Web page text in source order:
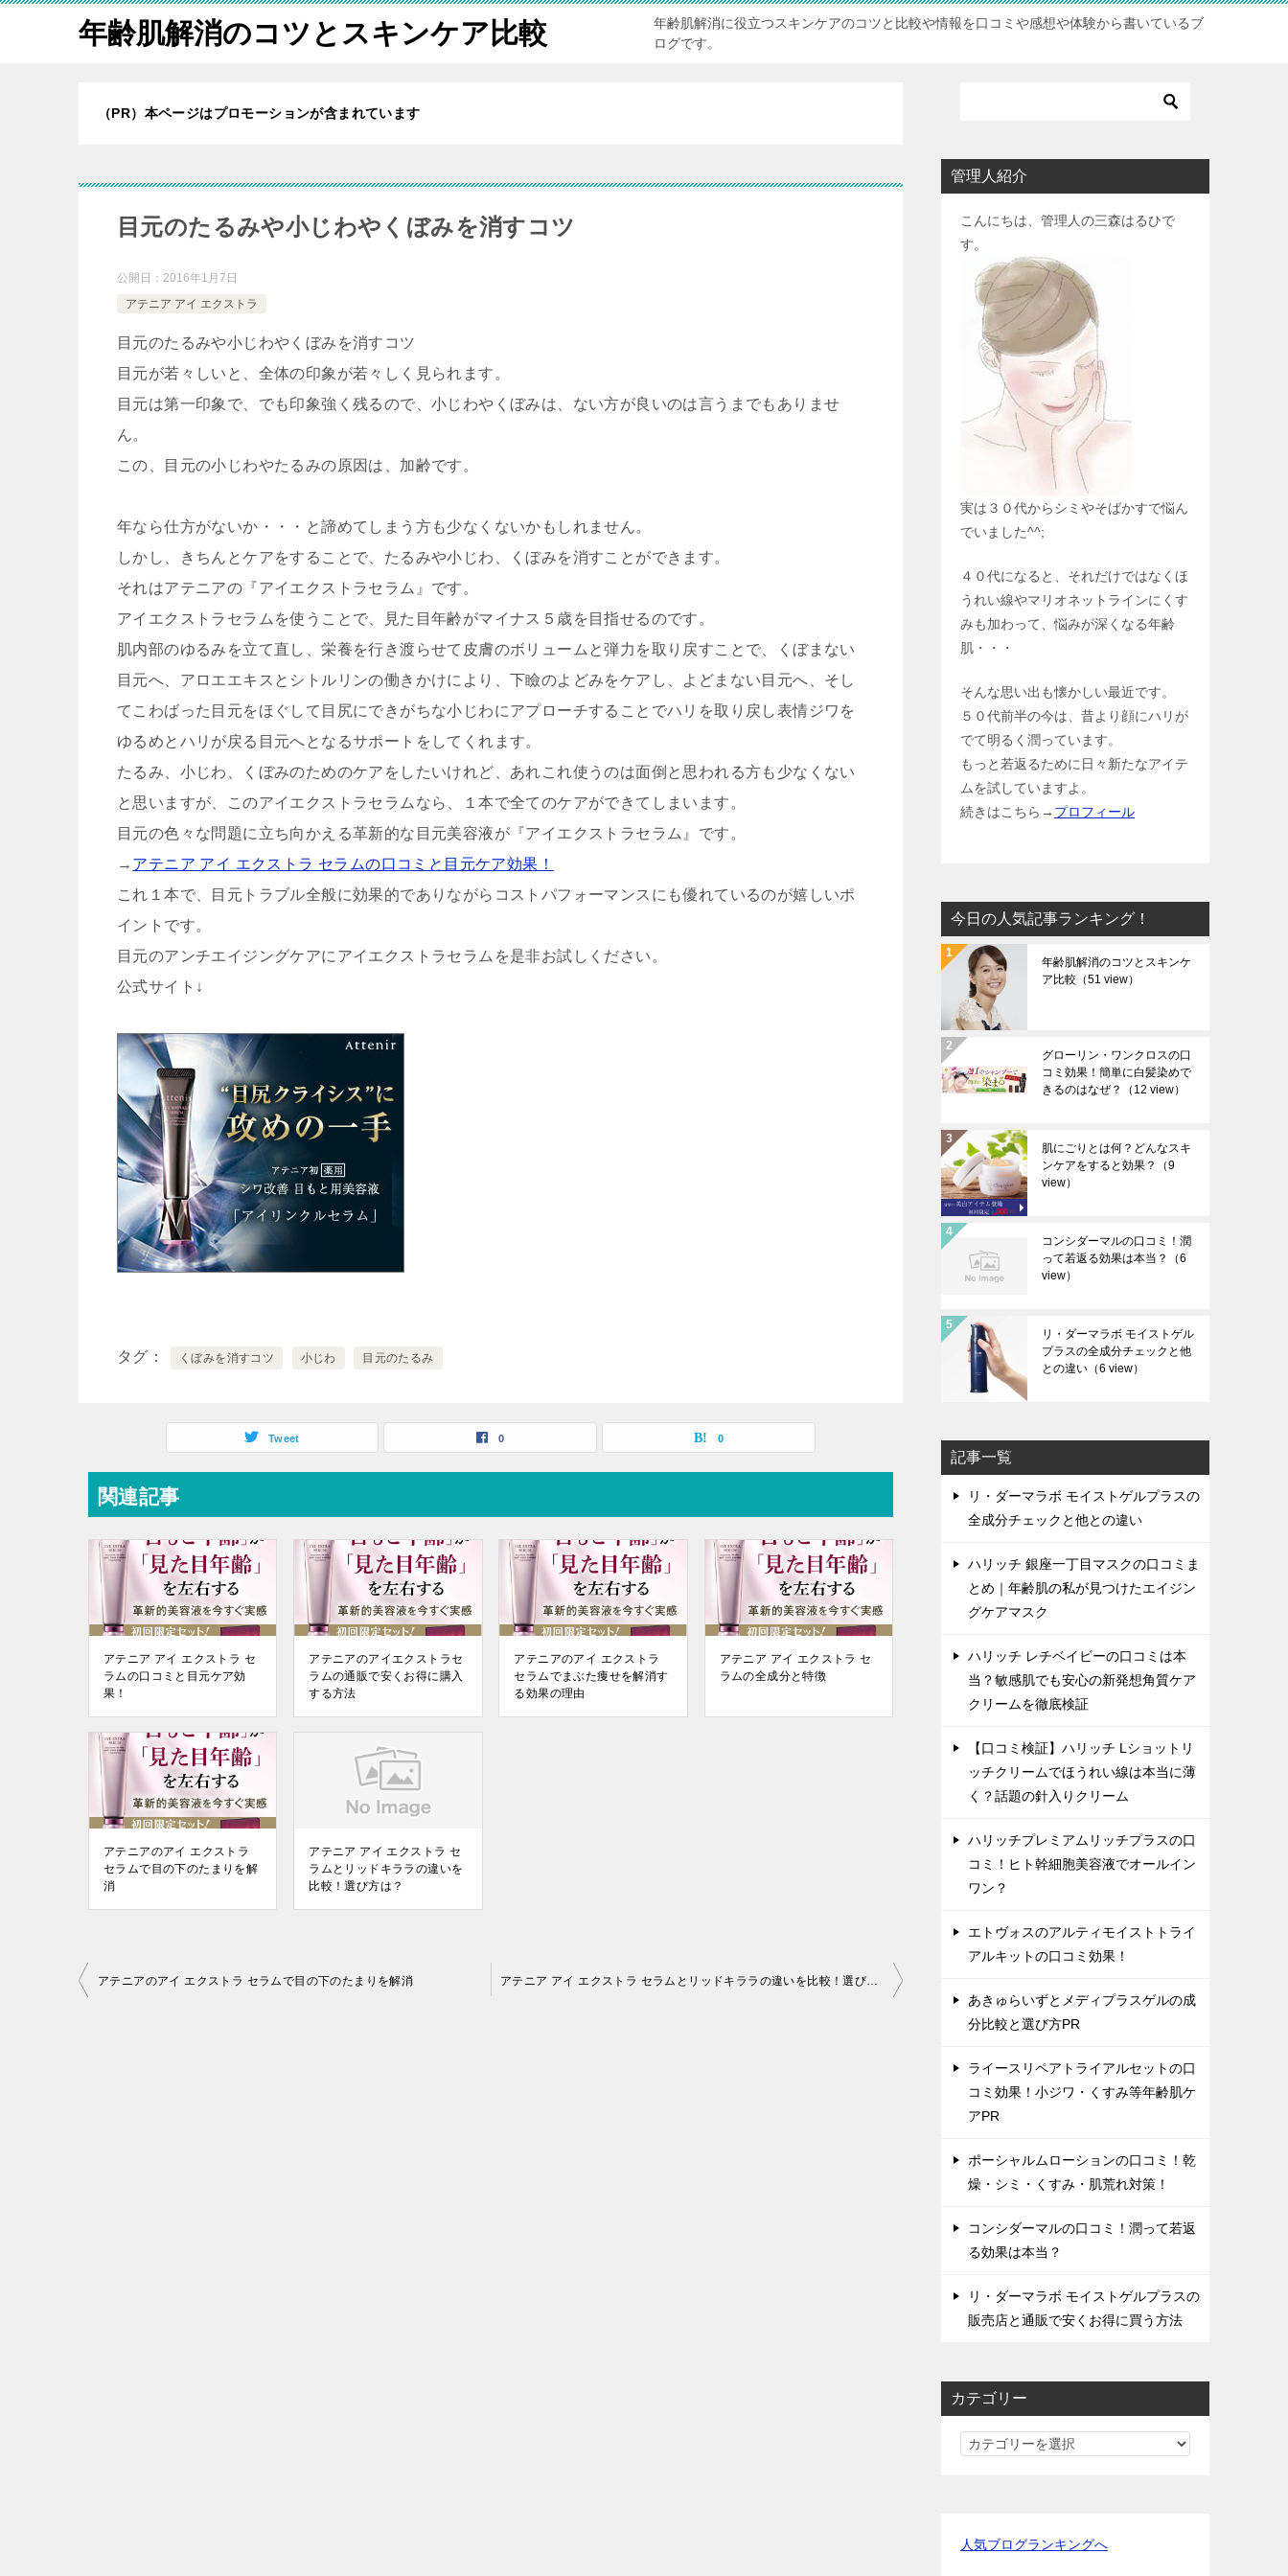
年齢肌解消のコツとスキンケア比較
年齢肌解消に役立つスキンケアのコツと比較や情報を口コミや感想や体験から書いているブ
ログです。
（PR）本ページはプロモーションが含まれています
目元のたるみや小じわやくぼみを消すコツ
公開日： 2016年1月7日
アテニア アイ エクストラ
目元のたるみや小じわやくぼみを消すコツ
目元が若々しいと、全体の印象が若々しく見られます。
目元は第一印象で、でも印象強く残るので、小じわやくぼみは、ない方が良いのは言うまでもありませ
ん。
この、目元の小じわやたるみの原因は、加齢です。
年なら仕方がないか・・・と諦めてしまう方も少なくないかもしれません。
しかし、きちんとケアをすることで、たるみや小じわ、くぼみを消すことができます。
それはアテニアの『アイエクストラセラム』です。
アイエクストラセラムを使うことで、見た目年齢がマイナス５歳を目指せるのです。
肌内部のゆるみを立て直し、栄養を行き渡らせて皮膚のボリュームと弾力を取り戻すことで、くぼまない
目元へ、アロエエキスとシトルリンの働きかけにより、下瞼のよどみをケアし、よどまない目元へ、そし
てこわばった目元をほぐして目尻にできがちな小じわにアプローチすることでハリを取り戻し表情ジワを
ゆるめとハリが戻る目元へとなるサポートをしてくれます。
たるみ、小じわ、くぼみのためのケアをしたいけれど、あれこれ使うのは面倒と思われる方も少なくない
と思いますが、このアイエクストラセラムなら、１本で全てのケアができてしまいます。
目元の色々な問題に立ち向かえる革新的な目元美容液が『アイエクストラセラム』です。
→ アテニア アイ エクストラ セラムの口コミと目元ケア効果！
これ１本で、目元トラブル全般に効果的でありながらコストパフォーマンスにも優れているのが嬉しいポ
イントです。
目元のアンチエイジングケアにアイエクストラセラムを是非お試しください。
公式サイト↓
タグ くぼみを消すコツ 小じわ 目元のたるみ
Tweet 0 0
関連記事
アテニア アイ エクストラ セ
ラムの口コミと目元ケア効
果！
アテニアのアイエクストラセ
ラムの通販で安くお得に購入
する方法
アテニアのアイ エクストラ
セラムでまぶた痩せを解消す
る効果の理由
アテニア アイ エクストラ セ
ラムの全成分と特徴
アテニアのアイ エクストラ
セラムで目の下のたまりを解
消
アテニア アイ エクストラ セ
ラムとリッドキララの違いを
比較！選び方は？
投
アテニアのアイ エクストラ セラムで目の下のたまりを解消 アテニア アイ エクストラ セラムとリッドキララの違いを比較！選び方は？
管理人紹介
こんにちは、管理人の三森はるひで
す。
実は３０代からシミやそばかすで悩ん
でいました^^;
４０代になると、それだけではなくほ
うれい線やマリオネットラインにくす
みも加わって、悩みが深くなる年齢
肌・・・
そんな思い出も懐かしい最近です。
５０代前半の今は、昔より顔にハリが
でて明るく潤っています。
もっと若返るために日々新たなアイテ
ムを試していますよ。
続きはこちら→ プロフィール
今日の人気記事ランキング！
年齢肌解消のコツとスキンケ
ア比較 （51 view）
グローリン・ワンクロスの口
コミ効果！簡単に白髪染めで
きるのはなぜ？
（12 view）
肌にごりとは何？どんなスキ
ンケアをすると効果？
（9
view）
コンシダーマルの口コミ！潤
って若返る効果は本当？
（6
view）
リ・ダーマラボ モイストゲル
プラスの全成分チェックと他
との違い （6 view）
記事一覧
リ・ダーマラボ モイストゲルプラスの
全成分チェックと他との違い
ハリッチ 銀座一丁目マスクの口コミま
とめ｜年齢肌の私が見つけたエイジン
グケアマスク
ハリッチ レチベイビーの口コミは本
当？敏感肌でも安心の新発想角質ケア
クリームを徹底検証
【口コミ検証】ハリッチ Lショットリ
ッチクリームでほうれい線は本当に薄
く？話題の針入りクリーム
ハリッチプレミアムリッチプラスの口
コミ！ヒト幹細胞美容液でオールイン
ワン？
エトヴォスのアルティモイストトライ
アルキットの口コミ効果！
あきゅらいずとメディプラスゲルの成
分比較と選び方PR
ライースリペアトライアルセットの口
コミ効果！小ジワ・くすみ等年齢肌ケ
アPR
ポーシャルムローションの口コミ！乾
燥・シミ・くすみ・肌荒れ対策！
コンシダーマルの口コミ！潤って若返
る効果は本当？
リ・ダーマラボ モイストゲルプラスの
販売店と通販で安くお得に買う方法
カテゴリー
カ
ー
人気ブログランキングへ